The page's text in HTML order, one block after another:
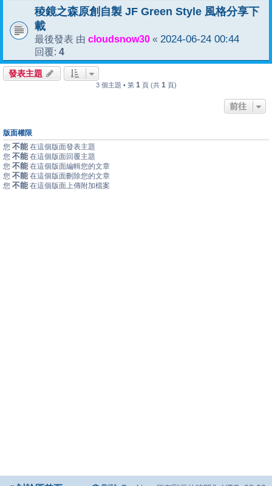
稜鏡之森原創自製 JF Green Style 風格分享下
載
最後發表 由 cloudsnow30 « 2024-06-24 00:44
回覆: 4
發表主題
3 個主題 • 第 1 頁 (共 1 頁)
前往
版面權限
您 不能 在這個版面發表主題
您 不能 在這個版面回覆主題
您 不能 在這個版面編輯您的文章
您 不能 在這個版面刪除您的文章
您 不能 在這個版面上傳附加檔案